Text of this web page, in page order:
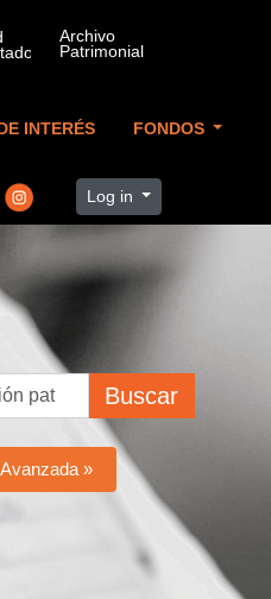
INTERÉS FONDOS
Log in
Buscar
»